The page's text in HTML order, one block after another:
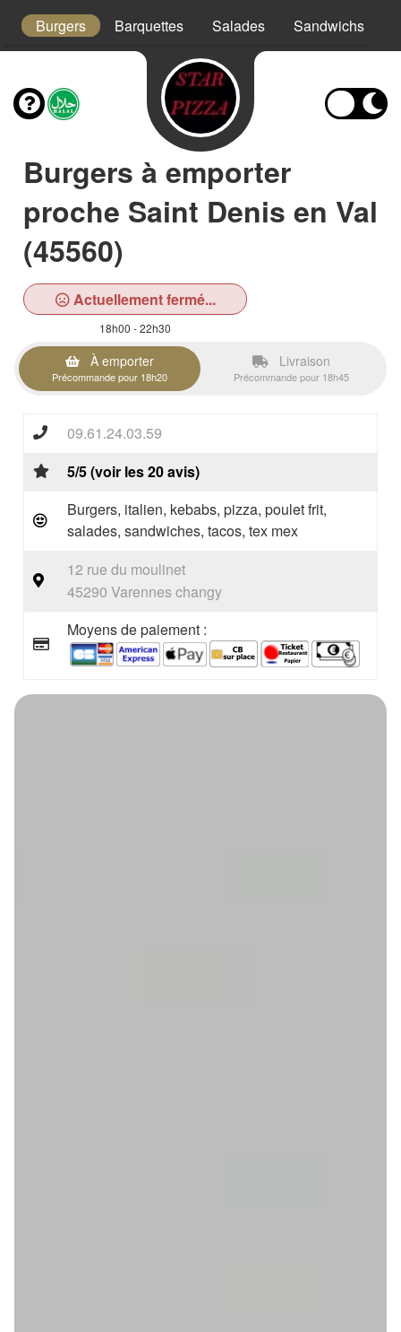
Burgers Barquettes Salades Sandwichs
Burgers à emporter
proche Saint Denis en Val
(45560)
Actuellement fermé...
18h00 - 22h30
À emporter
Précommande pour 18h20
Livraison
Précommande pour 18h45
09.61.24.03.59
5/5 (voir les 20 avis)
Burgers, italien, kebabs, pizza, poulet frit,
salades, sandwiches, tacos, tex mex
12 rue du moulinet
45290 Varennes changy
Moyens de paiement :